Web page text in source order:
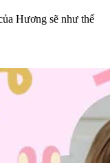
Hương sẽ như thế